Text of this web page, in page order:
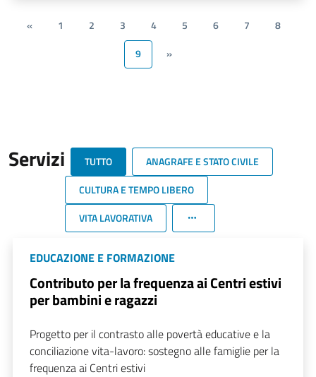
« 1 2 3 4 5 6 7
8
9
»
Servizi TUTTO
ANAGRAFE E STATO CIVILE
CULTURA E TEMPO LIBERO
VITA LAVORATIVA
EDUCAZIONE E FORMAZIONE
Contributo per la frequenza ai Centri estivi
per bambini e ragazzi
Progetto per il contrasto alle povertà educative e la
conciliazione vita-lavoro: sostegno alle famiglie per la
frequenza ai Centri estivi